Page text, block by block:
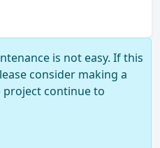
is not easy. If this
consider making a
continue to